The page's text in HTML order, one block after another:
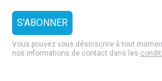
Vous pouvez vous désinscrire à tout
nos informations de contact dans les